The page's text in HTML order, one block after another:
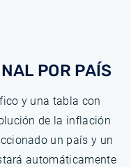
POR PAÍS
y una tabla con
de la inflación
un país y un
automáticamente